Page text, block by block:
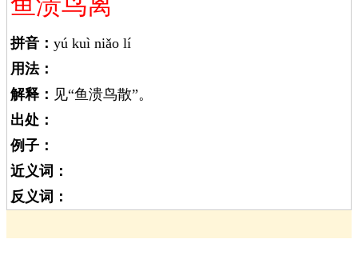
拼音： yú kuì niǎo lí
用法：
解释： 见“鱼溃鸟散”。
出处：
例子：
近义词：
反义词：